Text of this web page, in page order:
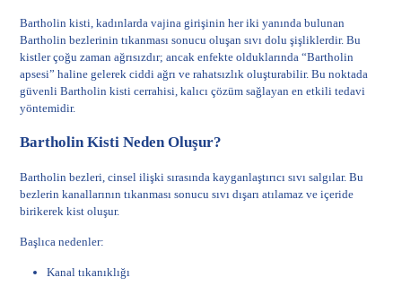
Bartholin kisti, kadınlarda vajina girişinin her iki yanında bulunan
Bartholin bezlerinin tıkanması sonucu oluşan sıvı dolu şişliklerdir. Bu
kistler çoğu zaman ağrısızdır; ancak enfekte olduklarında “Bartholin
apsesi” haline gelerek ciddi ağrı ve rahatsızlık oluşturabilir. Bu noktada
güvenli Bartholin kisti cerrahisi, kalıcı çözüm sağlayan en etkili tedavi
yöntemidir.
Bartholin Kisti Neden Oluşur?
Bartholin bezleri, cinsel ilişki sırasında kayganlaştırıcı sıvı salgılar. Bu
bezlerin kanallarının tıkanması sonucu sıvı dışarı atılamaz ve içeride
birikerek kist oluşur.
Başlıca nedenler:
Kanal tıkanıklığı